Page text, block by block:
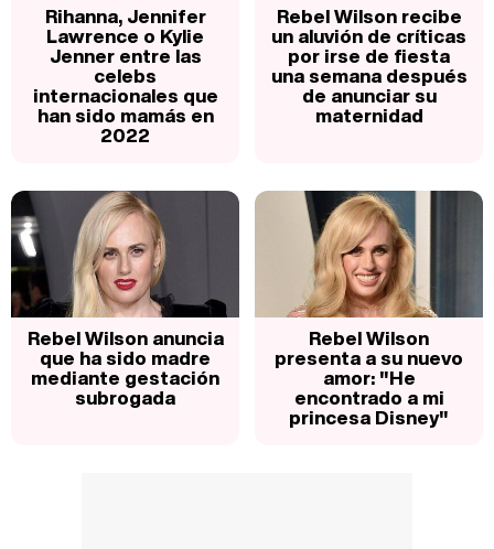
Rihanna, Jennifer
Lawrence o Kylie
Jenner entre las
celebs
internacionales que
han sido mamás en
2022
Rebel Wilson recibe
un aluvión de críticas
por irse de fiesta
una semana después
de anunciar su
maternidad
Rebel Wilson anuncia
que ha sido madre
mediante gestación
subrogada
Rebel Wilson
presenta a su nuevo
amor: "He
encontrado a mi
princesa Disney"